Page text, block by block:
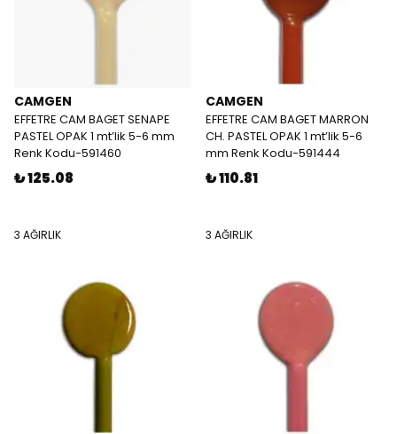
CAMGEN
EFFETRE CAM BAGET SENAPE
PASTEL OPAK 1 mt’lik 5-6 mm
Renk Kodu-591460
₺ 125.08
3 AĞIRLIK
CAMGEN
EFFETRE CAM BAGET MARRON
CH. PASTEL OPAK 1 mt’lik 5-6
mm Renk Kodu-591444
₺ 110.81
3 AĞIRLIK